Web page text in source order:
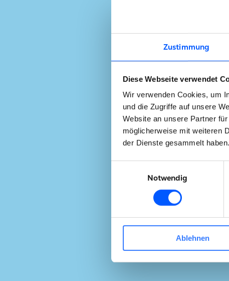
Zustimmung
Diese Webseite verwendet
Wir verwenden Cookies, um
und die Zugriffe auf unsere
Website an unsere Partner
möglicherweise mit weiteren
der Dienste gesammelt haben.
Notwendig
Ablehnen